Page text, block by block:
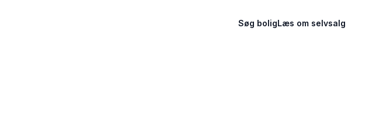
Søg boligLæs om selvsalg